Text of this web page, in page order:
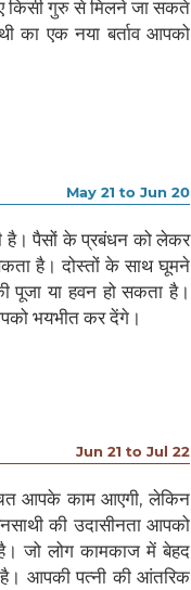
किसी गुरु से मिलने जा सकते
का एक नया बर्ताव आपको
May 21 to Jun 20
है। पैसों के प्रबंधन को लेकर
है। दोस्तों के साथ घूमने
या हवन हो सकता है।
भयभीत कर देंगे।
Jun 21 to Jul 22
आपके काम आएगी, लेकिन
की उदासीनता आपको
जो लोग कामकाज में बेहद
है। आपकी पत्नी की आंतरिक